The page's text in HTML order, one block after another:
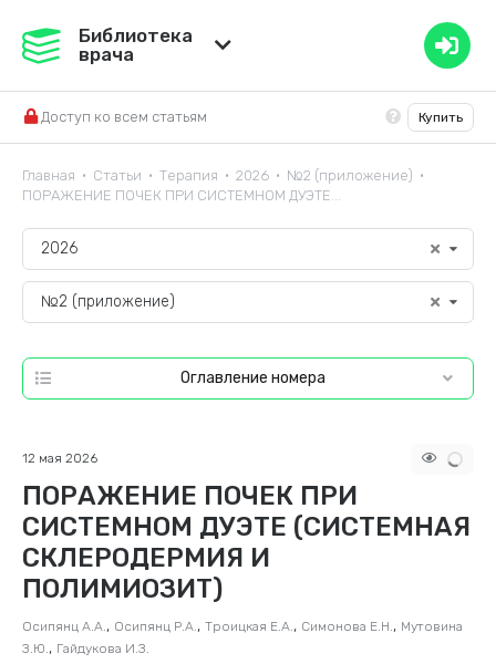
Медвестник
Справочник ЛС
Библиотека
врача
Доступ ко всем статьям Купить
Главная • Статьи • Терапия • 2026 • №2 (приложение) •
ПОРАЖЕНИЕ ПОЧЕК ПРИ СИСТЕМНОМ ДУЭТЕ...
2026
№2 (приложение)
Оглавление номера
ПОРАЖЕНИЕ ПОЧЕК ПРИ
СИСТЕМНОМ ДУЭТЕ (СИСТЕМНАЯ
СКЛЕРОДЕРМИЯ И
ПОЛИМИОЗИТ)
12 мая 2026
Осипянц А.А., Осипянц Р.А., Троицкая Е.А., Симонова Е.Н., Мутовина
З.Ю., Гайдукова И.З.